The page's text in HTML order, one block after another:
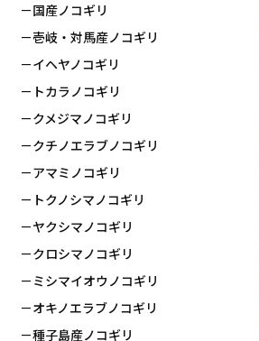
国産ノコギリ
壱岐・対馬産ノコギリ
イヘヤノコギリ
トカラノコギリ
クメジマノコギリ
クチノエラブノコギリ
アマミノコギリ
トクノシマノコギリ
ヤクシマノコギリ
クロシマノコギリ
ミシマイオウノコギリ
オキノエラブノコギリ
種子島産ノコギリ